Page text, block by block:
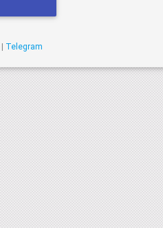
| Telegram